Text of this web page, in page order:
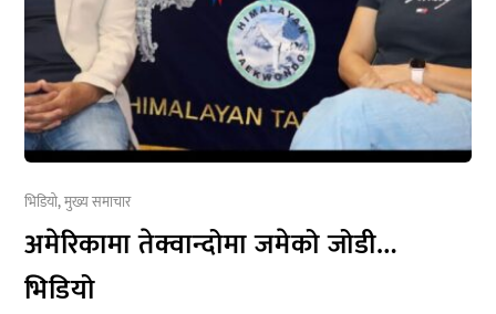
भिडियो,मुख्य समाचार
अमेरिकामा तेक्वान्दोमा जमेको जोडी…
भिडियो